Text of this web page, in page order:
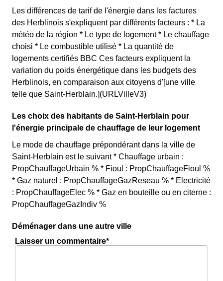
Les différences de tarif de l'énergie dans les factures
des Herblinois s'expliquent par différents facteurs : * La
météo de la région * Le type de logement * Le chauffage
choisi * Le combustible utilisé * La quantité de
logements certifiés BBC Ces facteurs expliquent la
variation du poids énergétique dans les budgets des
Herblinois, en comparaison aux citoyens d'[une ville
telle que Saint-Herblain.](URLVilleV3)
Les choix des habitants de Saint-Herblain pour
l'énergie principale de chauffage de leur logement
Le mode de chauffage prépondérant dans la ville de
Saint-Herblain est le suivant * Chauffage urbain :
PropChauffageUrbain % * Fioul : PropChauffageFioul %
* Gaz naturel : PropChauffageGazReseau % * Electricité
: PropChauffageElec % * Gaz en bouteille ou en citerne :
PropChauffageGazIndiv %
Déménager dans une autre ville
Laisser un commentaire*